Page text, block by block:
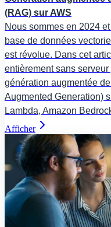
(RAG) sur AWS
Nous sommes en 2024
base de données
est révolue. Dans cet
entièrement sans
génération augmentée
Augmented Generation)
Lambda, Amazon
Afficher